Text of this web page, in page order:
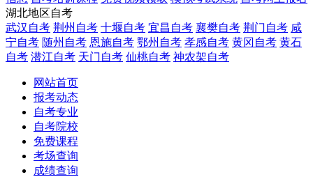
湖北地区自考
武汉自考 荆州自考 十堰自考 宜昌自考 襄樊自考 荆门自考 咸
宁自考 随州自考 恩施自考 鄂州自考 孝感自考 黄冈自考 黄石
自考 潜江自考 天门自考 仙桃自考 神农架自考
网站首页
报考动态
自考专业
自考院校
免费课程
考场查询
成绩查询